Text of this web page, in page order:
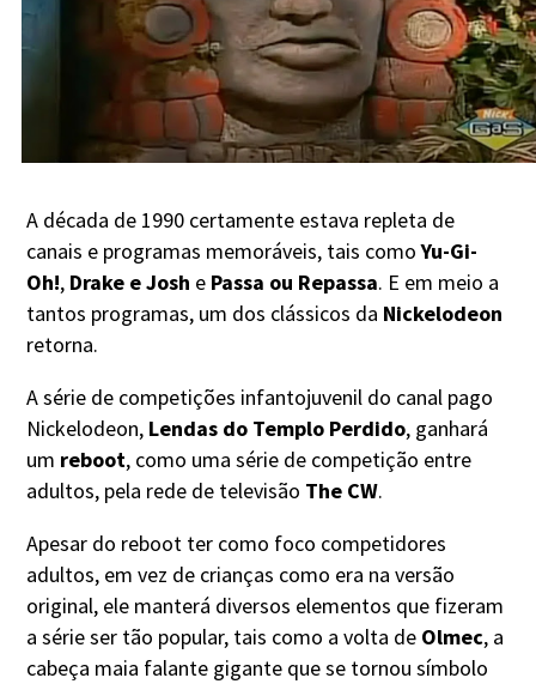
A década de 1990 certamente estava repleta de
canais e programas memoráveis, tais comoYu-Gi-
Oh!, Drake e Josh e Passa ou Repassa. E em meio a
tantos programas, um dos clássicos da Nickelodeon
retorna.
A série de competições infantojuvenil do canal pago
Nickelodeon, Lendas do Templo Perdido, ganhará
um reboot, como uma série de competição entre
adultos, pela rede de televisão The CW.
Apesar do reboot ter como foco competidores
adultos, em vez de crianças como era na versão
original, ele manterá diversos elementos que fizeram
a série ser tão popular, tais como a volta de Olmec, a
cabeça maia falante gigante que se tornou símbolo